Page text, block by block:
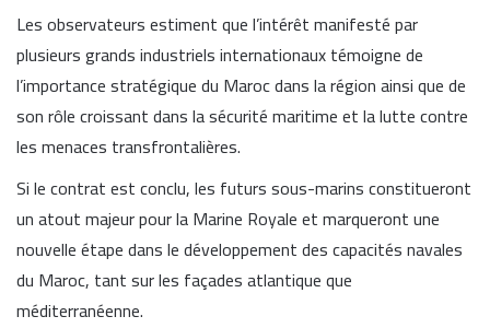
Les observateurs estiment que l’intérêt manifesté par
plusieurs grands industriels internationaux témoigne de
l’importance stratégique du Maroc dans la région ainsi que de
son rôle croissant dans la sécurité maritime et la lutte contre
les menaces transfrontalières.
Si le contrat est conclu, les futurs sous-marins constitueront
un atout majeur pour la Marine Royale et marqueront une
nouvelle étape dans le développement des capacités navales
du Maroc, tant sur les façades atlantique que
méditerranéenne.